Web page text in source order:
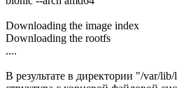
Downloading the image index
Downloading the rootfs
....
В результате в директории "/var/lib/